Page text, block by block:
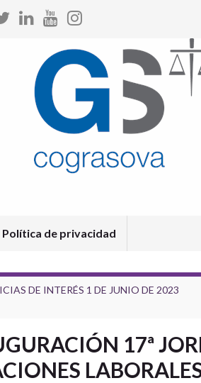
Política de privacidad
DE INTERÉS 1 DE JUNIO DE 2023
17ª